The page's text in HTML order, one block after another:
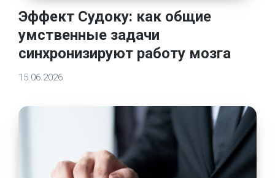
Эффект Судоку: как общие
умственные задачи
синхронизируют работу мозга
15.06.2026